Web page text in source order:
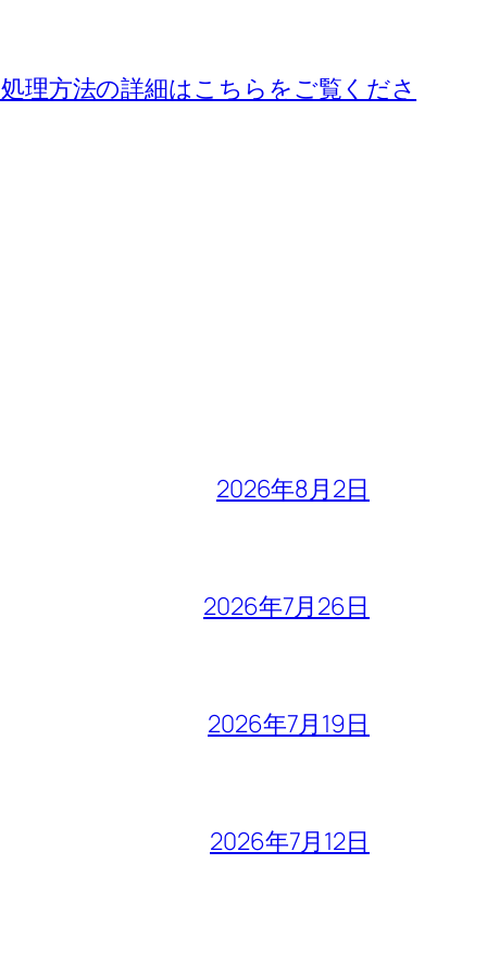
理方法の詳細はこちらをご覧くださ
2026年8月2日
2026年7月26日
2026年7月19日
2026年7月12日